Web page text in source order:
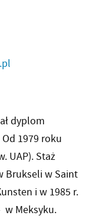
dyplom
1979 roku
UAP). Staż
Brukseli w Saint
i w 1985 r.
w Meksyku.